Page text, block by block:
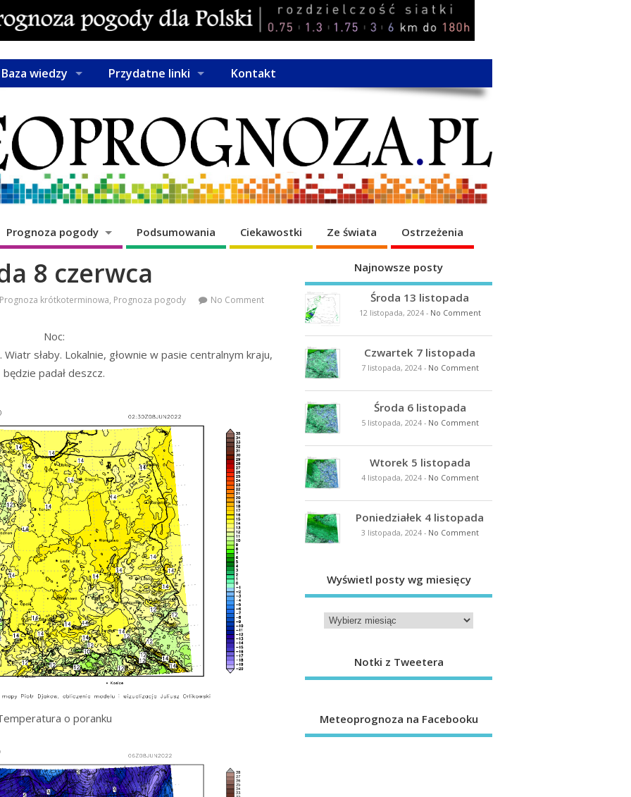
Baza wiedzy Przydatne linki Kontakt
Prognoza pogody Podsumowania Ciekawostki Ze świata Ostrzeżenia
8 czerwca
Prognoza krótkoterminowa, Prognoza pogody No Comment
Noc:
słaby. Lokalnie, głownie w pasie centralnym kraju,
będzie padał deszcz.
o poranku
Najnowsze posty
Środa 13 listopada
12 listopada, 2024- No Comment
Czwartek 7 listopada
7 listopada, 2024- No Comment
Środa 6 listopada
5 listopada, 2024- No Comment
Wtorek 5 listopada
4 listopada, 2024- No Comment
Poniedziałek 4 listopada
3 listopada, 2024- No Comment
Wyświetl posty wg miesięcy
Notki z Tweetera
Meteoprognoza na Facebooku